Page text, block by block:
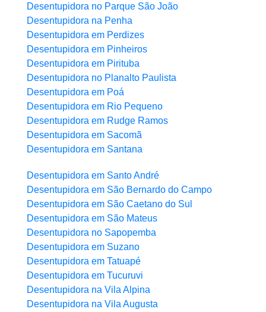
Desentupidora no Parque São João
Desentupidora na Penha
Desentupidora em Perdizes
Desentupidora em Pinheiros
Desentupidora em Pirituba
Desentupidora no Planalto Paulista
Desentupidora em Poá
Desentupidora em Rio Pequeno
Desentupidora em Rudge Ramos
Desentupidora em Sacomã
Desentupidora em Santana
Desentupidora em Santo André
Desentupidora em São Bernardo do Campo
Desentupidora em São Caetano do Sul
Desentupidora em São Mateus
Desentupidora no Sapopemba
Desentupidora em Suzano
Desentupidora em Tatuapé
Desentupidora em Tucuruvi
Desentupidora na Vila Alpina
Desentupidora na Vila Augusta